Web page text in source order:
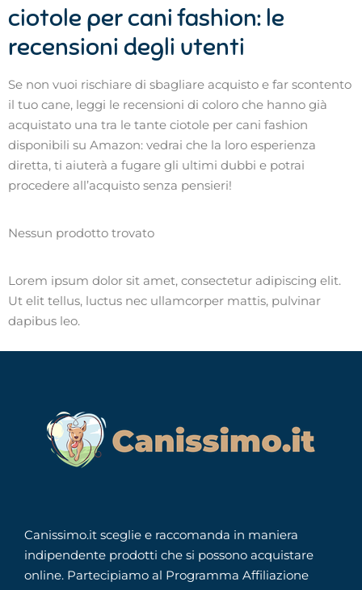
ciotole per cani fashion: le
recensioni degli utenti
Se non vuoi rischiare di sbagliare acquisto e far scontento
il tuo cane, leggi le recensioni di coloro che hanno già
acquistato una tra le tante ciotole per cani fashion
disponibili su Amazon: vedrai che la loro esperienza
diretta, ti aiuterà a fugare gli ultimi dubbi e potrai
procedere all’acquisto senza pensieri!
Nessun prodotto trovato
Lorem ipsum dolor sit amet, consectetur adipiscing elit.
Ut elit tellus, luctus nec ullamcorper mattis, pulvinar
dapibus leo.
Canissimo.it sceglie e raccomanda in maniera
indipendente prodotti che si possono acquistare
online. Partecipiamo al Programma Affiliazione